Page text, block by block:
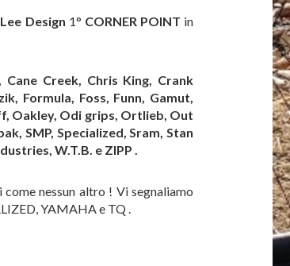
Design 1° CORNER POINT in
Creek, Chris King, Crank
Formula, Foss, Funn, Gamut,
Oakley, Odi grips, Ortlieb, Out
SMP, Specialized, Sram, Stan
W.T.B. e ZIPP .
nessun altro ! Vi segnaliamo
YAMAHA e TQ .